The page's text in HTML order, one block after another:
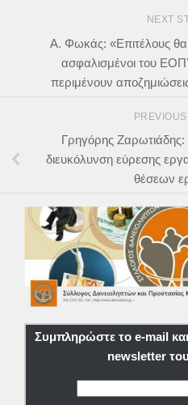
NEXT
Α. Φωκάς: «Επιτέλους
ασφαλισμένοι του
περιμένουν
Γρηγόρης Ζαρωτιάδης:
διευκόλυνση εύρεσης
θέσεων
Συμπληρώστε το e-mail
newsletter